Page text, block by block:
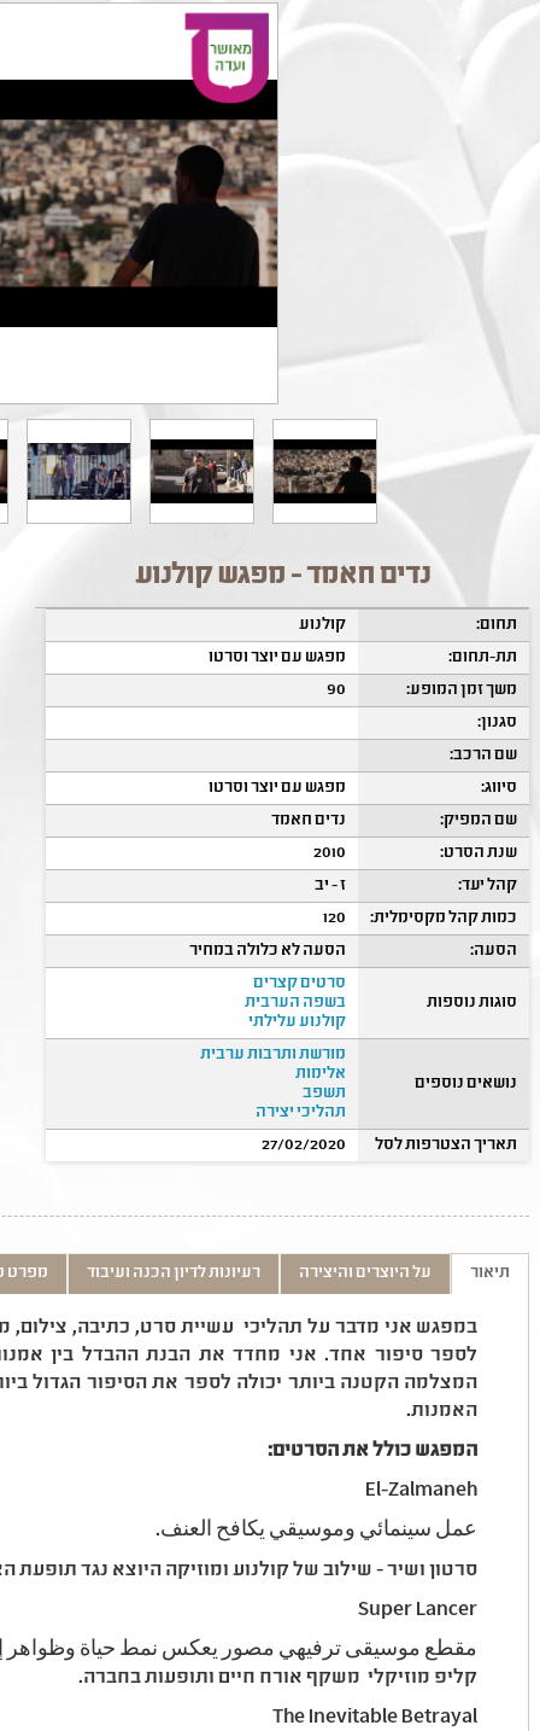
נדים חאמד - מפגש קולנוע
תחום:
קולנוע
תת-תחום:
מפגש עם יוצר וסרטו
משך זמן המופע:
90
סגנון:
שם הרכב:
סיווג:
מפגש עם יוצר וסרטו
שם המפיק:
נדים חאמד
שנת הסרט:
2010
קהל יעד:
ז - יב
כמות קהל מקסימלית:
120
הסעה:
הסעה לא כלולה במחיר
סוגות נוספות
סרטים קצרים
בשפה הערבית
קולנוע עלילתי
נושאים נוספים
מורשת ותרבות ערבית
אלימות
תשפב
תהליכי יצירה
תאריך הצטרפות לסל
27/02/2020
תיאור על היוצרים והיצירה רעיונות לדיון הכנה ועיבוד מפרט
במפגש אני מדבר על תהליכי עשיית סרט, כתיבה, צילום,
לספר סיפור אחד. אני מחדד את הבנת ההבדל בין
המצלמה הקטנה ביותר יכולה לספר את הסיפור הגדול
האמנות.
המפגש כולל את הסרטים:
El-Zalmaneh
عمل سينمائي وموسيقي يكافح العنف.
סרטון ושיר - שילוב של קולנוע ומוזיקה היוצא נגד תופעת
Super Lancer
مقطع موسيقى ترفيهي مصور يعكس نمط حياة وظواهر
קליפ מוזיקלי משקף אורח חיים ותופעות בחברה.
The Inevitable Betrayal